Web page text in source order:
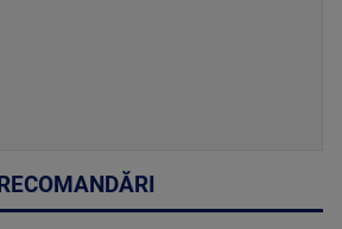
RECOMANDĂRI